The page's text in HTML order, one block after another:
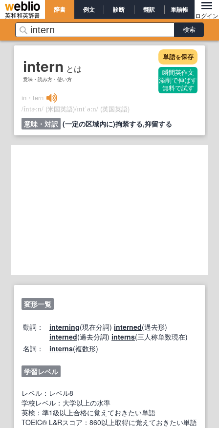
英和和英辞書
辞書 例文 診断 翻訳 単語帳
ログイン
intern とは
意味・読み方・使い方
単語を保存
瞬間英作文
添削で伸ばす
無料で試す
in・tern
/íntɚːn/ (米国英語)/ɪntˈəːn/ (英国英語)
意味・対訳 (一定の区域内に)拘禁する,抑留する
変形一覧
動詞： interning(現在分詞) interned(過去形)
interned(過去分詞) interns(三人称単数現在)
名詞：
interns(複数形)
学習レベル
レベル：レベル8
学校レベル：大学以上の水準
英検：準1級以上合格に覚えておきたい単語
TOEIC® L&Rスコア：860以上取得に覚えておきたい単語